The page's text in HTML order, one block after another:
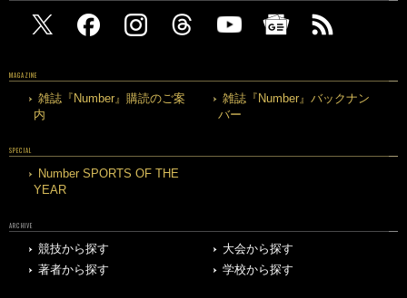
MAGAZINE
雑誌『Number』購読のご案
内
雑誌『Number』バックナン
バー
SPECIAL
Number SPORTS OF THE
YEAR
ARCHIVE
競技から探す
大会から探す
著者から探す
学校から探す